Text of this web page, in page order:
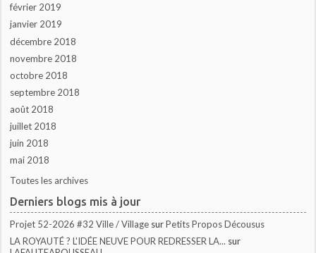
février 2019
janvier 2019
décembre 2018
novembre 2018
octobre 2018
septembre 2018
août 2018
juillet 2018
juin 2018
mai 2018
Toutes les archives
Derniers blogs mis à jour
Projet 52-2026 #32 Ville / Village surPetits Propos Décousus
LA ROYAUTÉ ? L'IDÉE NEUVE POUR REDRESSER LA... sur